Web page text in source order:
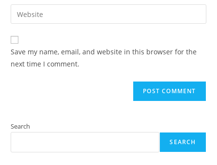
comment
email
address
comment
Enter
your
website
URL
(optional)
Save my name, email, and website in this browser for the
next time I comment.
Search
SEARCH